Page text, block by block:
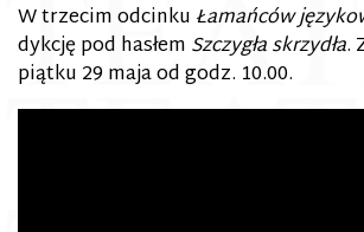
W trzecim odcinku Łamańców
dykcję pod hasłem Szczygła skrzydła.
piątku 29 maja od godz. 10.00.